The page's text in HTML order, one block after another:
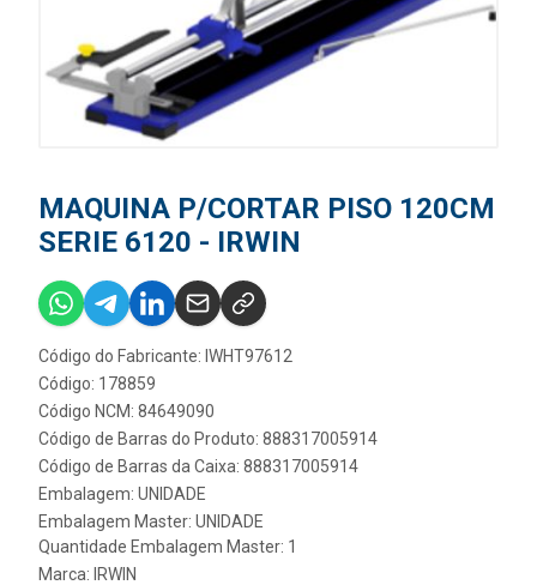
MAQUINA P/CORTAR PISO 120CM
SERIE 6120 - IRWIN
Código do Fabricante: IWHT97612
Código: 178859
Código NCM: 84649090
Código de Barras do Produto: 888317005914
Código de Barras da Caixa: 888317005914
Embalagem: UNIDADE
Embalagem Master: UNIDADE
Quantidade Embalagem Master: 1
Marca: IRWIN